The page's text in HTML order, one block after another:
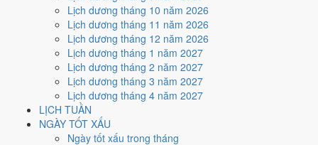
Lịch dương tháng 10 năm 2026
Lịch dương tháng 11 năm 2026
Lịch dương tháng 12 năm 2026
Lịch dương tháng 1 năm 2027
Lịch dương tháng 2 năm 2027
Lịch dương tháng 3 năm 2027
Lịch dương tháng 4 năm 2027
LỊCH TUẦN
NGÀY TỐT XẤU
Ngày tốt xấu trong tháng
Nguyễn Minh An·Cập nhật: 31/07/2026
hai nhánh khác hẳn nhau:lá số tử vi
sinh để xem tổng thể vận mệnh một lần dùng lâu dài, còn
chỉ cần năm sinh và xem lặp lại theo từng ngày, tuần, năm.
Chọn nhầm nhánh là mất công, nên trước khi xem hãy xác định bạn
đang cần hiểucon người mình hay cần
Muốn kết quả đúng, trước hết phải xác định đúng
sinh âm lịch, vì sinh đầu năm dương lịch mà chưa qua Tết thì vẫn